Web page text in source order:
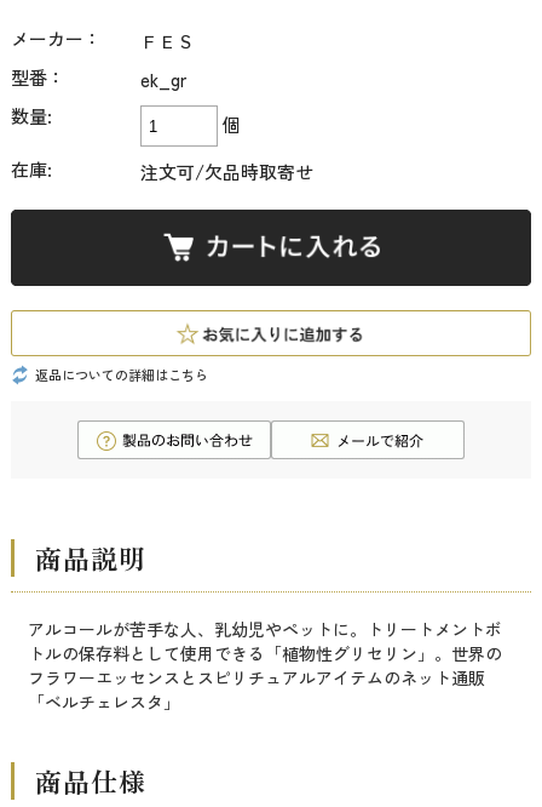
メーカー：
ＦＥＳ
型番：
ek_gr
数量:
個
在庫:
注文可/欠品時取寄せ
返品についての詳細はこちら
商品説明
アルコールが苦手な人、乳幼児やペットに。トリートメントボ
トルの保存料として使用できる「植物性グリセリン」。世界の
フラワーエッセンスとスピリチュアルアイテムのネット通販
「ベルチェレスタ」
商品仕様